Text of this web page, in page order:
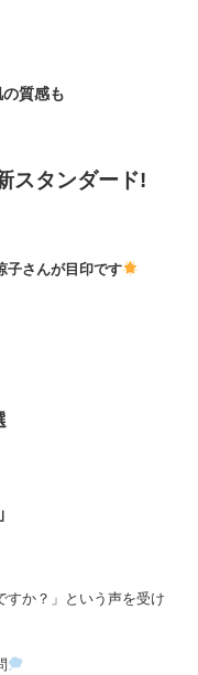
質感も
スタンダード!
子さんが目印です
すか？」という声を受け